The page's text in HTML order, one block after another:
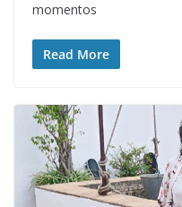
momentos
Read More